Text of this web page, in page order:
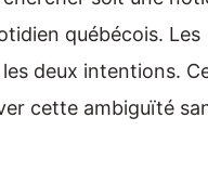
québécois. Les
deux intentions.
cette ambiguïté